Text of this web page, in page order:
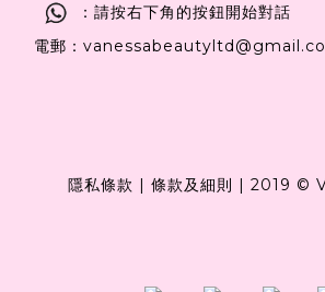
：請按右下角的按鈕開始對話
電郵：
隱私條款 | 條款及細則 | 2019 ©